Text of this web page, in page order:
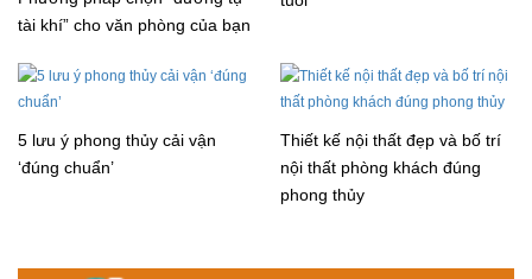
tài khí” cho văn phòng của bạn
5 lưu ý phong thủy cải vận
‘đúng chuẩn’
Thiết kế nội thất đẹp và bố trí
nội thất phòng khách đúng
phong thủy